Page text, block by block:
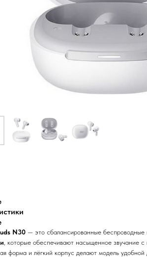
N30 — это сбалансированные
, которые обеспечивают насыщенное звучание
форма и лёгкий корпус делают модель удобной